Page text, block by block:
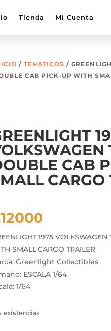
Tienda Mi Cuenta
/TEMATICOS /
CAB PICK-UP WITH
CAB
CARGO
12000
1975
SMALL CARGO TRAILER
Greenlight Collectibles
ESCALA 1/64
1/64
existencias